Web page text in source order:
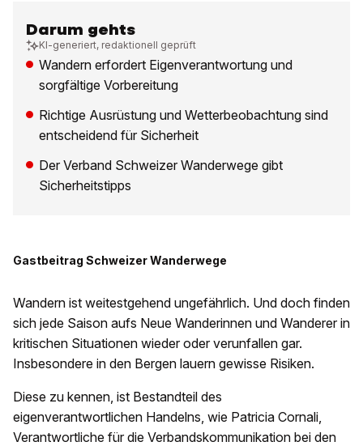
Darum gehts
KI-generiert, redaktionell geprüft
Wandern erfordert Eigenverantwortung und
sorgfältige Vorbereitung
Richtige Ausrüstung und Wetterbeobachtung sind
entscheidend für Sicherheit
Der Verband Schweizer Wanderwege gibt
Sicherheitstipps
Gastbeitrag Schweizer Wanderwege
Wandern ist weitestgehend ungefährlich. Und doch finden
sich jede Saison aufs Neue Wanderinnen und Wanderer in
kritischen Situationen wieder oder verunfallen gar.
Insbesondere in den Bergen lauern gewisse Risiken.
Diese zu kennen, ist Bestandteil des
eigenverantwortlichen Handelns, wie Patricia Cornali,
Verantwortliche für die Verbandskommunikation bei den